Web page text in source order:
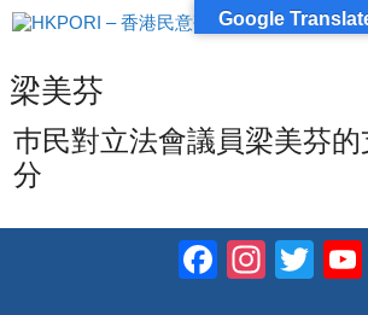
跳
至
容梁美芬
巿民對立法會議員梁美芬
分
Facebook
Google